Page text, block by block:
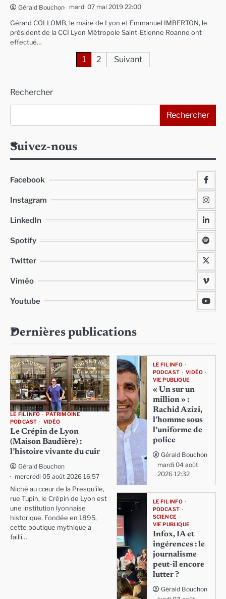
Gérald Bouchon mardi 07 mai 2019 22:00
Gérard COLLOMB, le maire de Lyon et Emmanuel IMBERTON, le
président de la CCI Lyon Métropole Saint-Etienne Roanne ont
effectué…
publications
1 2 Suivant
Rechercher
Rechercher
Suivez-nous
Facebook
Instagram
LinkedIn
Spotify
Twitter
Viméo
Youtube
Dernières publications
LE FIL INFO
PATRIMOINE
PODCAST
VIDÉO
Le Crépin de Lyon
(Maison Baudière) :
l’histoire vivante du cuir
Gérald Bouchon
mercredi 05 août 2026 16:57
Niché au cœur de la Presqu'île,
rue Tupin, le Crépin de Lyon est
une institution lyonnaise
historique. Fondée en 1895,
cette boutique mythique a
failli…
LE FIL INFO
PODCAST
VIDÉO
VIE PUBLIQUE
« Un sur un
million » :
Rachid Azizi,
l’homme sous
l’uniforme de
police
Gérald Bouchon
mardi 04 août
2026 12:32
LE FIL INFO
PODCAST
SCIENCE
VIE PUBLIQUE
Infox, IA et
ingérences : le
journalisme
peut-il encore
lutter ?
Gérald Bouchon